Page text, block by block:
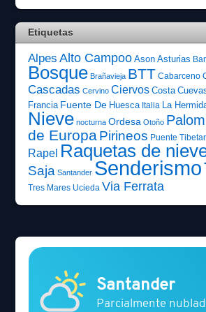
Etiquetas
Alpes Alto Campoo Ason Asturias
Bosque Brañavieja BTT Cabarceno
Cascadas Cervino Ciervos Costa
Francia Fuente De Huesca Italia La
Nieve nocturna Ordesa Otoño
de EuropaPirineos Puente
Rapel Raquetas de
Saja Santander Senderismo
Tres Mares Ucieda Via Ferrata
Santander
Parcialmente